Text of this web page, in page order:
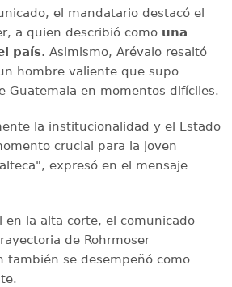
el mandatario destacó el
a quien describió comouna
país. Asimismo, Arévalo resaltó
hombre valiente que supo
Guatemala en momentos difíciles.
la institucionalidad y el Estado
crucial para la joven
expresó en el mensaje
en la alta corte, el comunicado
de Rohrmoser
también se desempeñó como